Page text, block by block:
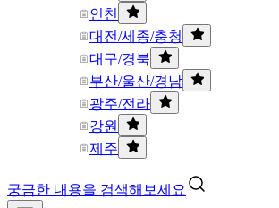
인천
대전/세종/충청
대구/경북
부산/울산/경남
광주/전라
강원
제주
궁금한 내용을 검색해보세요